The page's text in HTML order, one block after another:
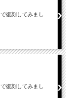
復刻してみまし
復刻してみまし